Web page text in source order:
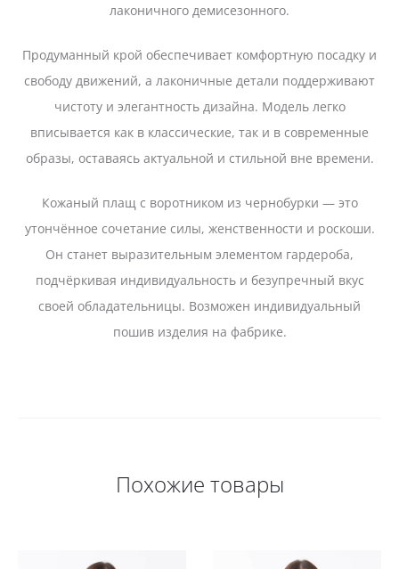
лаконичного демисезонного.
Продуманный крой обеспечивает комфортную посадку и
свободу движений, а лаконичные детали поддерживают
чистоту и элегантность дизайна. Модель легко
вписывается как в классические, так и в современные
образы, оставаясь актуальной и стильной вне времени.
Кожаный плащ с воротником из чернобурки — это
утончённое сочетание силы, женственности и роскоши.
Он станет выразительным элементом гардероба,
подчёркивая индивидуальность и безупречный вкус
своей обладательницы. Возможен индивидуальный
пошив изделия на фабрике.
Похожие товары